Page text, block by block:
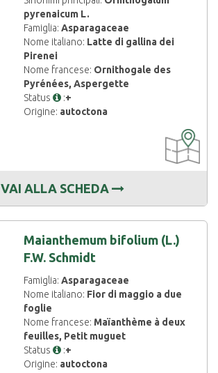
pyrenaicum L.
Famiglia:Asparagaceae
Nome italiano: Latte di gallina dei
Pirenei
Nome francese: Ornithogale des
Pyrénées, Aspergette
Status
:+
Origine: autoctona
DISPONIBILE
VAI ALLA SCHEDA
Maianthemum bifolium (L.)
F.W. Schmidt
Famiglia:Asparagaceae
Nome italiano: Fior di maggio a due
foglie
Nome francese: Maïanthème à deux
feuilles, Petit muguet
Status
:+
Origine: autoctona